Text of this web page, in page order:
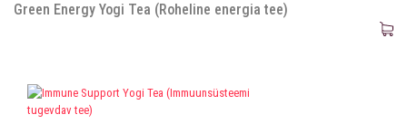
Green Energy Yogi Tea (Roheline energia tee)